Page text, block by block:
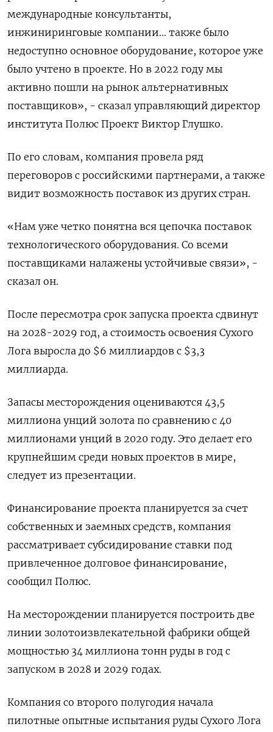
международные консультанты,
инжиниринговые компании... также было
недоступно основное оборудование, которое уже
было учтено в проекте. Но в 2022 году мы
активно пошли на рынок альтернативных
поставщиков», - сказал управляющий директор
института Полюс Проект Виктор Глушко.
По его словам, компания провела ряд
переговоров с российскими партнерами, а также
видит возможность поставок из других стран.
«Нам уже четко понятна вся цепочка поставок
технологического оборудования. Со всеми
поставщиками налажены устойчивые связи», -
сказал он.
После пересмотра срок запуска проекта сдвинут
на 2028-2029 год, а стоимость освоения Сухого
Лога выросла до $6 миллиардов с $3,3
миллиарда.
Запасы месторождения оцениваются 43,5
миллиона унций золота по сравнению с 40
миллионами унций в 2020 году. Это делает его
крупнейшим среди новых проектов в мире,
следует из презентации.
Финансирование проекта планируется за счет
собственных и заемных средств, компания
рассматривает субсидирование ставки под
привлеченное долговое финансирование,
сообщил Полюс.
На месторождении планируется построить две
линии золотоизвлекательной фабрики общей
мощностью 34 миллиона тонн руды в год с
запуском в 2028 и 2029 годах.
Компания со второго полугодия начала
пилотные опытные испытания руды Сухого Лога